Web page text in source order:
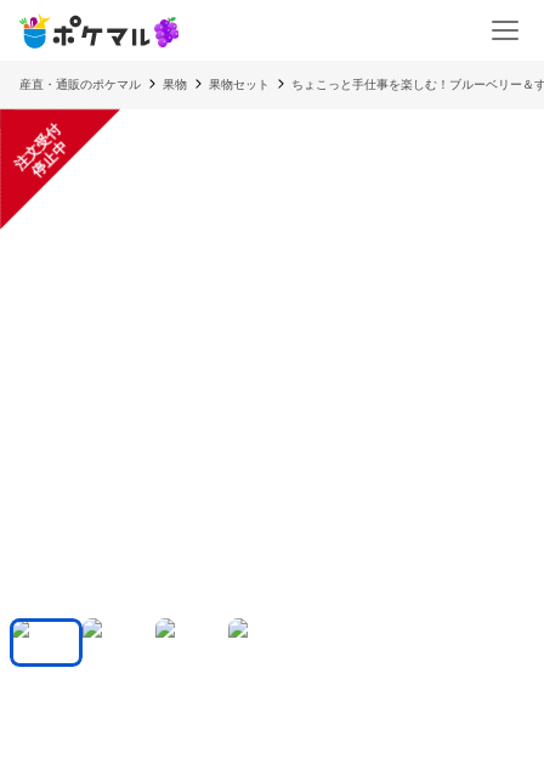
産直・通販のポケマル 果物 果物セット ちょこっと手仕事を楽しむ！ブルーベリー＆
注
文
受
付
停
止
中